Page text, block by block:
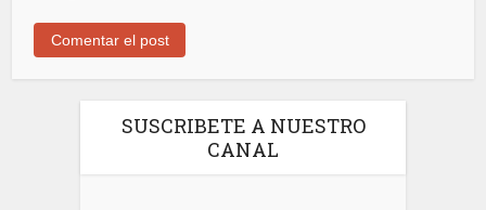
SUSCRIBETE A NUESTRO
CANAL